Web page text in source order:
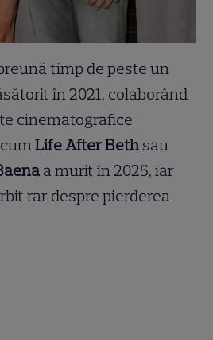
timp de peste un
în 2021, colaborând
cinematografice
Life After Beth sau
a murit în 2025, iar
rar despre pierderea